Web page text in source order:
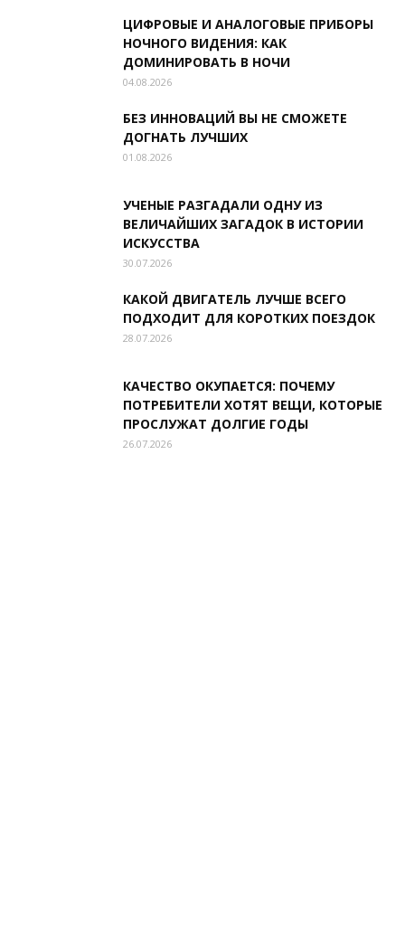
ЦИФРОВЫЕ И АНАЛОГОВЫЕ ПРИБОРЫ
НОЧНОГО ВИДЕНИЯ: КАК
ДОМИНИРОВАТЬ В НОЧИ
04.08.2026
БЕЗ ИННОВАЦИЙ ВЫ НЕ СМОЖЕТЕ
ДОГНАТЬ ЛУЧШИХ
01.08.2026
УЧЕНЫЕ РАЗГАДАЛИ ОДНУ ИЗ
ВЕЛИЧАЙШИХ ЗАГАДОК В ИСТОРИИ
ИСКУССТВА
30.07.2026
КАКОЙ ДВИГАТЕЛЬ ЛУЧШЕ ВСЕГО
ПОДХОДИТ ДЛЯ КОРОТКИХ ПОЕЗДОК
28.07.2026
КАЧЕСТВО ОКУПАЕТСЯ: ПОЧЕМУ
ПОТРЕБИТЕЛИ ХОТЯТ ВЕЩИ, КОТОРЫЕ
ПРОСЛУЖАТ ДОЛГИЕ ГОДЫ
26.07.2026